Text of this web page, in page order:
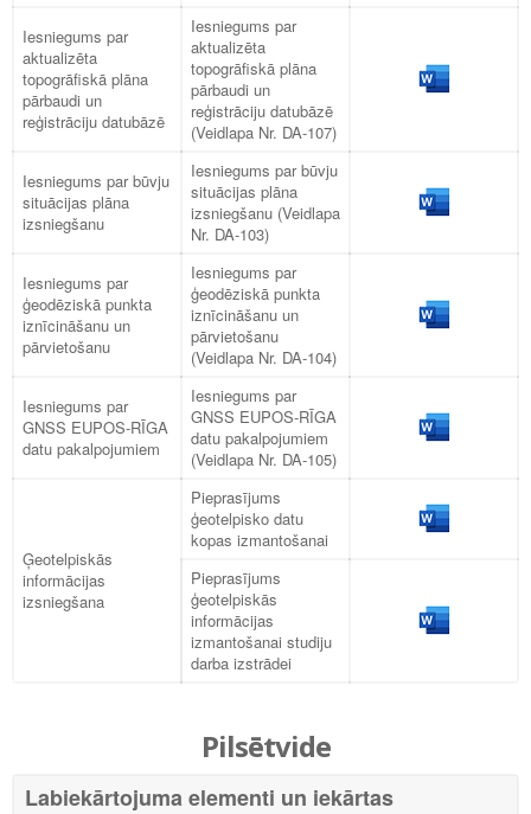
Iesniegums par
aktualizēta
topogrāfiskā plāna
pārbaudi un
reģistrāciju datubāzē
Iesniegums par
aktualizēta
topogrāfiskā plāna
pārbaudi un
reģistrāciju datubāzē
(Veidlapa Nr. DA-107)
Iesniegums par būvju
situācijas plāna
izsniegšanu
Iesniegums par būvju
situācijas plāna
izsniegšanu (Veidlapa
Nr. DA-103)
Iesniegums par
ģeodēziskā punkta
iznīcināšanu un
pārvietošanu
Iesniegums par
ģeodēziskā punkta
iznīcināšanu un
pārvietošanu
(Veidlapa Nr. DA-104)
Iesniegums par
GNSS EUPOS-RĪGA
datu pakalpojumiem
Iesniegums par
GNSS EUPOS-RĪGA
datu pakalpojumiem
(Veidlapa Nr. DA-105)
Ģeotelpiskās
informācijas
izsniegšana
Pieprasījums
ģeotelpisko datu
kopas izmantošanai
Pieprasījums
ģeotelpiskās
informācijas
izmantošanai studiju
darba izstrādei
Pilsētvide
Labiekārtojuma elementi un iekārtas